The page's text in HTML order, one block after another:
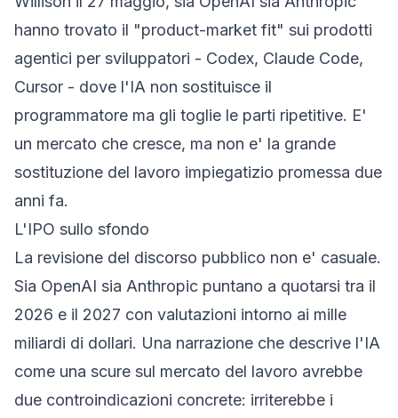
hanno trovato il "product-market fit" sui prodotti
agentici per sviluppatori - Codex, Claude Code,
Cursor - dove l'IA non sostituisce il
programmatore ma gli toglie le parti ripetitive. E'
un mercato che cresce, ma non e' la grande
sostituzione del lavoro impiegatizio promessa due
anni fa.
L'IPO sullo sfondo
La revisione del discorso pubblico non e' casuale.
Sia OpenAI sia Anthropic puntano a quotarsi tra il
2026 e il 2027 con valutazioni intorno ai mille
miliardi di dollari. Una narrazione che descrive l'IA
come una scure sul mercato del lavoro avrebbe
due controindicazioni concrete: irriterebbe i